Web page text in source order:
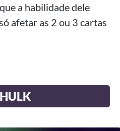
a habilidade dele
afetar as 2 ou 3 cartas